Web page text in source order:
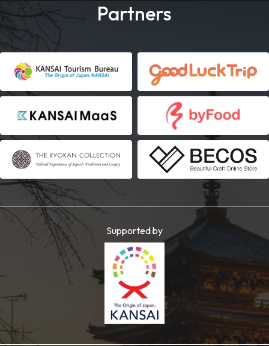
Partners
Supported by